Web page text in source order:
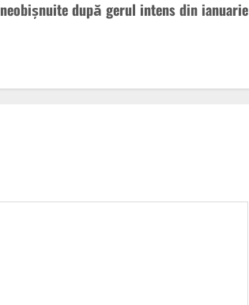
neobișnuite după gerul intens din ianuarie